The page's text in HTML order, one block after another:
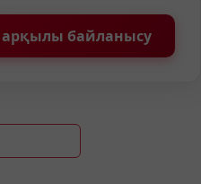
арқылы байланысу